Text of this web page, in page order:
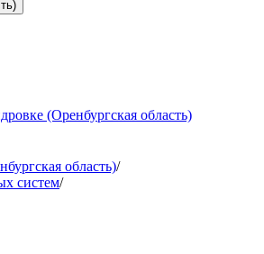
(Оренбургская область)
область)/
систем/